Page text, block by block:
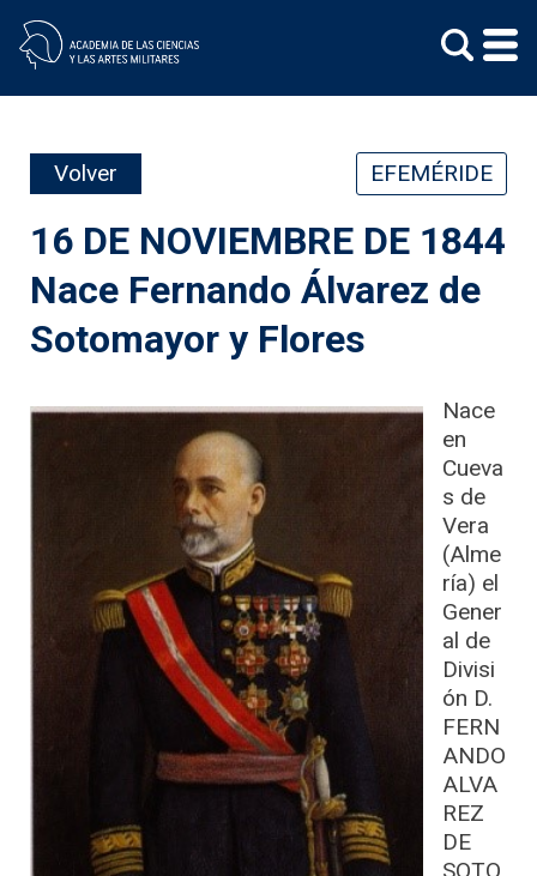
content
Volver EFEMÉRIDE
16 DE NOVIEMBRE DE 1844
Nace Fernando Álvarez de
Sotomayor y Flores
Nace
en
Cueva
s de
Vera
(Alme
ría) el
Gener
al de
Divisi
ón D.
FERN
ANDO
ALVA
REZ
DE
SOTO